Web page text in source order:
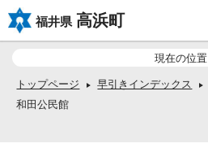
福井県 高浜町
現在の位置
トップページ 早引きインデックス
和田公民館